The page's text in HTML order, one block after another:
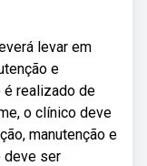
levar em
e
é realizado de
o clínico deve
manutenção e
deve ser